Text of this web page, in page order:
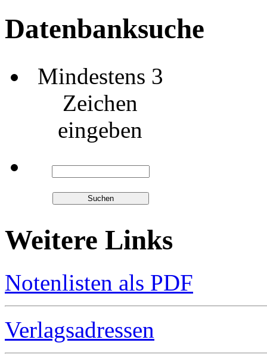
Datenbanksuche
Mindestens 3
Zeichen
eingeben
Weitere Links
Notenlisten als PDF
Verlagsadressen